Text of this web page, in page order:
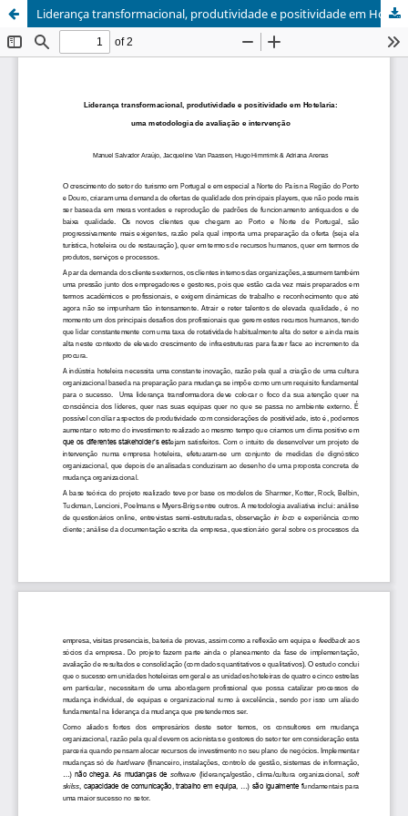
Liderança transformacional, produtividade e positividade em Hotelaria